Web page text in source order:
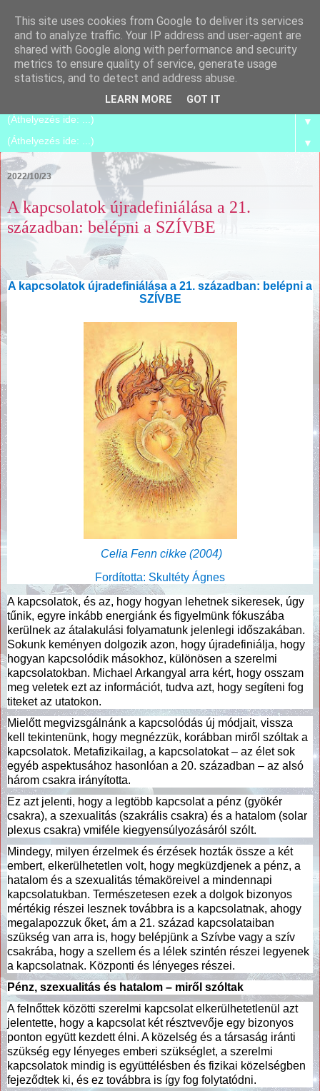
Spirilego
Szétszedjük, és összerakjuk magunkat azzá, amik már
▼
▼
2022/10/23
A kapcsolatok újradefiniálása a 21.
században: belépni a SZÍVBE
A kapcsolatok újradefiniálása a 21. században: belépni a
SZÍVBE
Celia Fenn cikke (2004)
Fordította: Skultéty Ágnes
A kapcsolatok, és az, hogy hogyan lehetnek sikeresek, úgy
tűnik, egyre inkább energiánk és figyelmünk fókuszába
kerülnek az átalakulási folyamatunk jelenlegi időszakában.
Sokunk keményen dolgozik azon, hogy újradefiniálja, hogy
hogyan kapcsolódik másokhoz, különösen a szerelmi
kapcsolatokban. Michael Arkangyal arra kért, hogy osszam
meg veletek ezt az információt, tudva azt, hogy segíteni fog
titeket az utatokon.
Mielőtt megvizsgálnánk a kapcsolódás új módjait, vissza
kell tekintenünk, hogy megnézzük, korábban miről szóltak a
kapcsolatok. Metafizikailag, a kapcsolatokat – az élet sok
egyéb aspektusához hasonlóan a 20. században – az alsó
három csakra irányította.
Ez azt jelenti, hogy a legtöbb kapcsolat a pénz (gyökér
csakra), a szexualitás (szakrális csakra) és a hatalom (solar
plexus csakra) vmiféle kiegyensúlyozásáról szólt.
Mindegy, milyen érzelmek és érzések hozták össze a két
embert, elkerülhetetlen volt, hogy megküzdjenek a pénz, a
hatalom és a szexualitás témaköreivel a mindennapi
kapcsolatukban. Természetesen ezek a dolgok bizonyos
mértékig részei lesznek továbbra is a kapcsolatnak, ahogy
megalapozzuk őket, ám a 21. század kapcsolataiban
szükség van arra is, hogy belépjünk a Szívbe vagy a szív
csakrába, hogy a szellem és a lélek szintén részei legyenek
a kapcsolatnak. Központi és lényeges részei.
Pénz, szexualitás és hatalom – miről szóltak
A felnőttek közötti szerelmi kapcsolat elkerülhetetlenül azt
jelentette, hogy a kapcsolat két résztvevője egy bizonyos
ponton együtt kezdett élni. A közelség és a társaság iránti
szükség egy lényeges emberi szükséglet, a szerelmi
kapcsolatok mindig is együttélésben és fizikai közelségben
fejeződtek ki, és ez továbbra is így fog folytatódni.
This site uses cookies from Google to deliver its services
and to analyze traffic. Your IP address and user-agent are
shared with Google along with performance and security
metrics to ensure quality of service, generate usage
statistics, and to detect and address abuse.
LEARN MORE GOT IT